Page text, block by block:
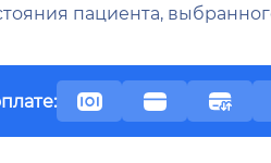
пациента,